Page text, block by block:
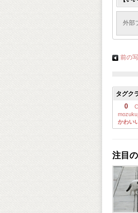
外部
前の
タグク
0
かわい
注目